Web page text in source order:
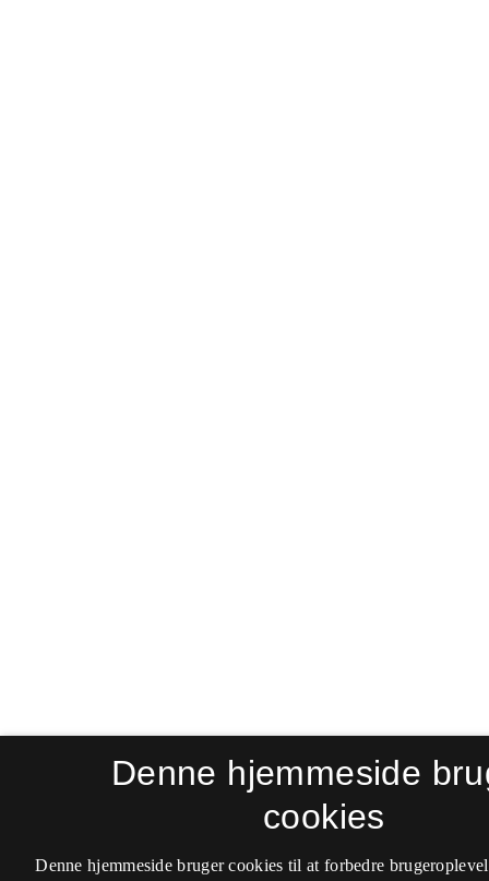
Denne hjemmeside
cookies
Denne hjemmeside bruger cookies til at forbedre